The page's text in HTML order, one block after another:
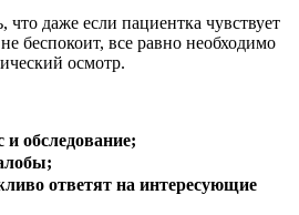
что даже если пациентка чувствует
беспокоит, все равно необходимо
осмотр.
и обследование;
ответят на интересующие